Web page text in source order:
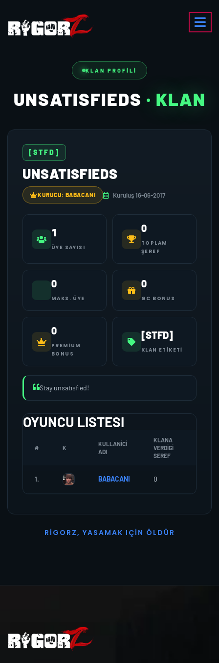
KLAN PROFILI
UNSATISFIEDS · KLAN
[STFD]
UNSATISFIEDS
KURUCU: BABACANI Kuruluş 16-06-2017
1
ÜYE SAYISI
0
TOPLAM
ŞEREF
0
MAKS. ÜYE
0
GC BONUS
0
PREMIUM
BONUS
[STFD]
KLAN ETIKETI
Stay unsatısfıed!
OYUNCU LISTESI
# K
KULLANICI
ADI
KLANA
VERDIGI
SEREF
1. BABACANI 0
R I G O R Z, YASAMAK I ÇI N Ö L D Ü R